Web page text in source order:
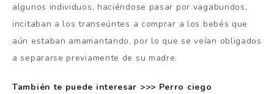
algunos individuos, haciéndose pasar por vagabundos,
incitaban a los transeúntes a comprar a los bebés que
aún estaban amamantando, por lo que se veían obligados
a separarse previamente de su madre.
También te puede interesar >>> Perro ciego